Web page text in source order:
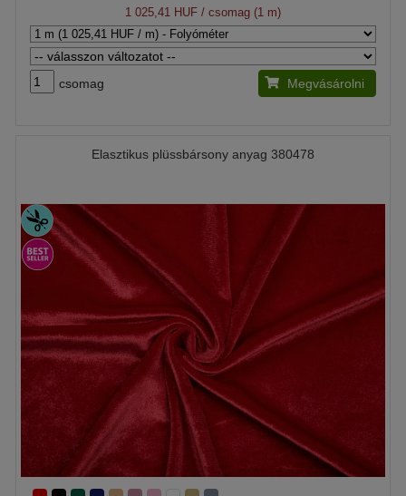
1 025,41 HUF / csomag (1 m)
csomag Megvásárolni
Elasztikus plüssbársony anyag 380478